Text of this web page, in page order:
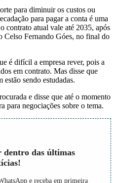
para diminuir os custos ou
para pagar a conta é uma
contrato atual vale até 2035, após
Celso Fernando Góes, no final do
é difícil a empresa rever, pois a
em contrato. Mas disse que
sendo estudadas.
e disse que até o momento
para negociações sobre o tema.
dentro das últimas
e receba em primeira